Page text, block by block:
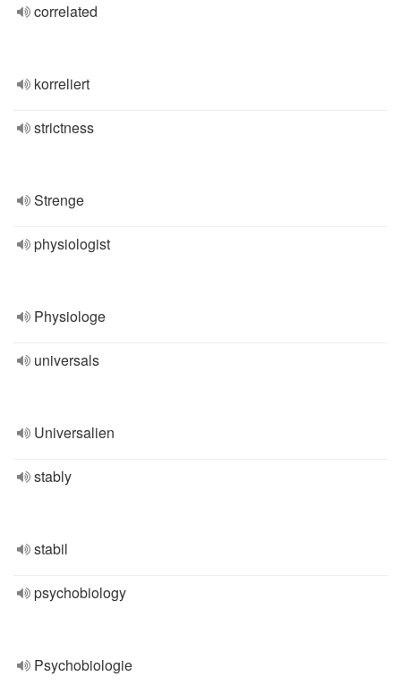
correlated
korreliert
strictness
Strenge
physiologist
Physiologe
universals
Universalien
stably
stabil
psychobiology
Psychobiologie